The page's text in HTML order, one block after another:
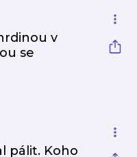
v
se
pálit. Koho